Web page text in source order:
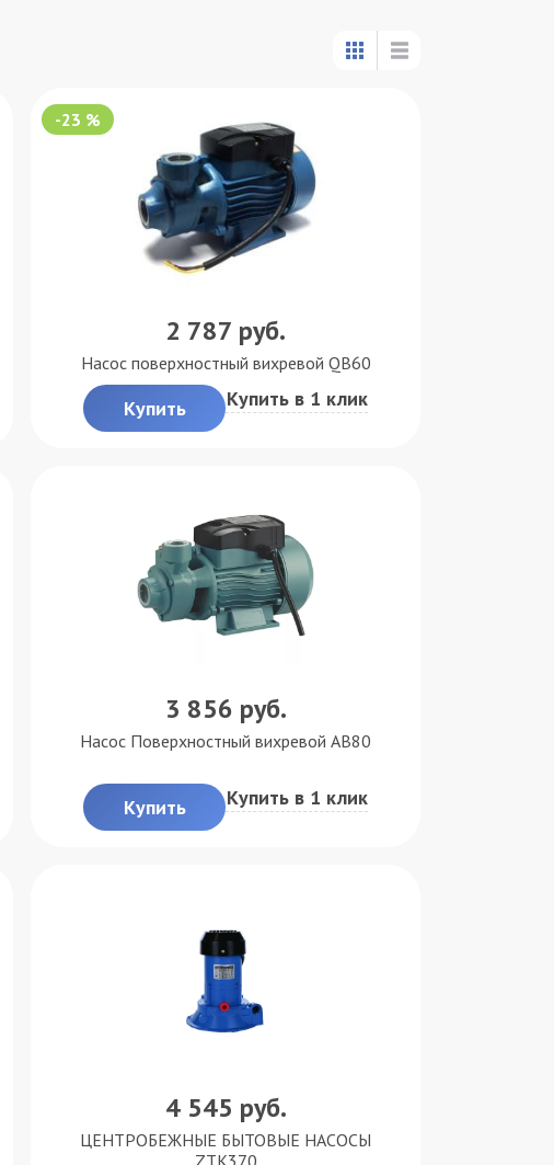
-23 %
2 787 руб.
Насос поверхностный вихревой QB60
Купить Купить в 1 клик
3 856 руб.
Насос Поверхностный вихревой АB80
Купить Купить в 1 клик
4 545 руб.
ЦЕНТРОБЕЖНЫЕ БЫТОВЫЕ НАСОСЫ
ZTK370